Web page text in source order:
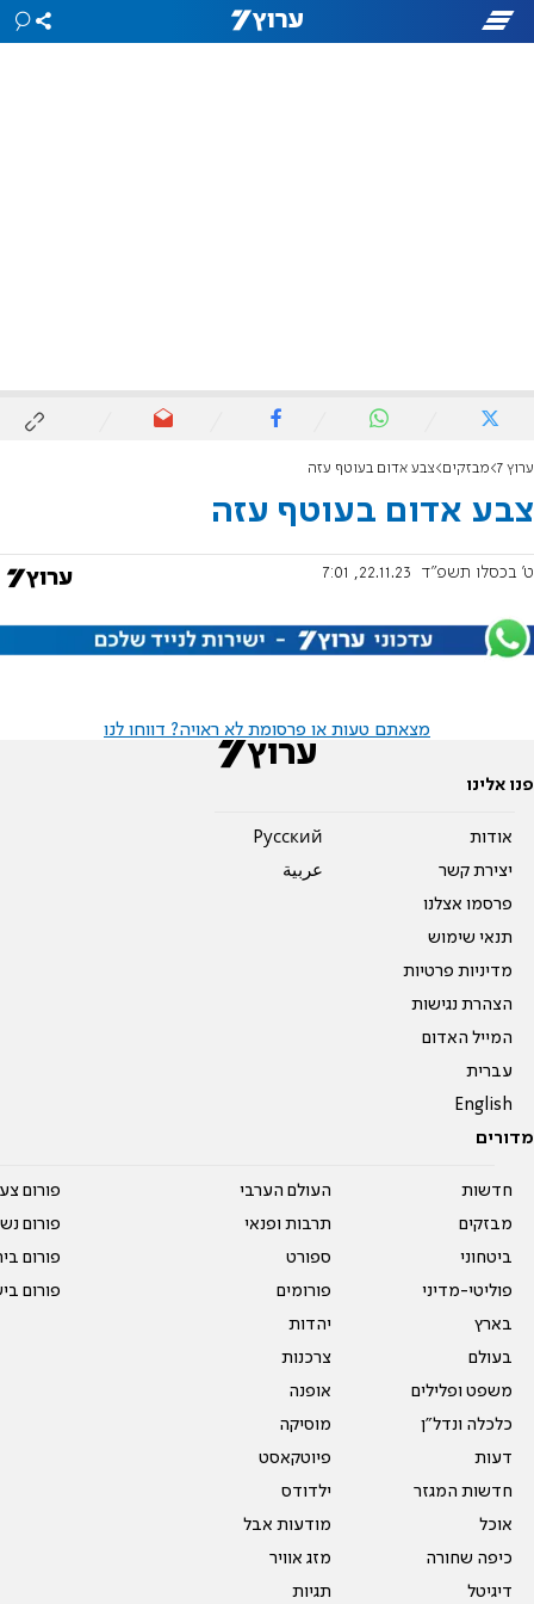
ערוץ 7 מבזקים צבע אדום בעוטף עזה
צבע אדום בעוטף עזה
ט' בכסלו תשפ"ד 22.11.23, 7:01
מצאתם טעות או פרסומת לא ראויה? דווחו לנו
פנו אלינו
אודות
יצירת קשר
פרסמו אצלנו
תנאי שימוש
מדיניות פרטיות
הצהרת נגישות
המייל האדום
עברית
English
Pусский
عربية
מדורים
חדשות
מבזקים
ביטחוני
פוליטי-מדיני
בארץ
בעולם
משפט ופלילים
כלכלה ונדל"ן
דעות
חדשות המגזר
אוכל
כיפה שחורה
דיגיטל
העולם הערבי
תרבות ופנאי
ספורט
פורומים
יהדות
צרכנות
אופנה
מוסיקה
פיוטקאסט
ילדודס
מודעות אבל
מזג אוויר
תגיות
פורום
פורום
פורום
פורום